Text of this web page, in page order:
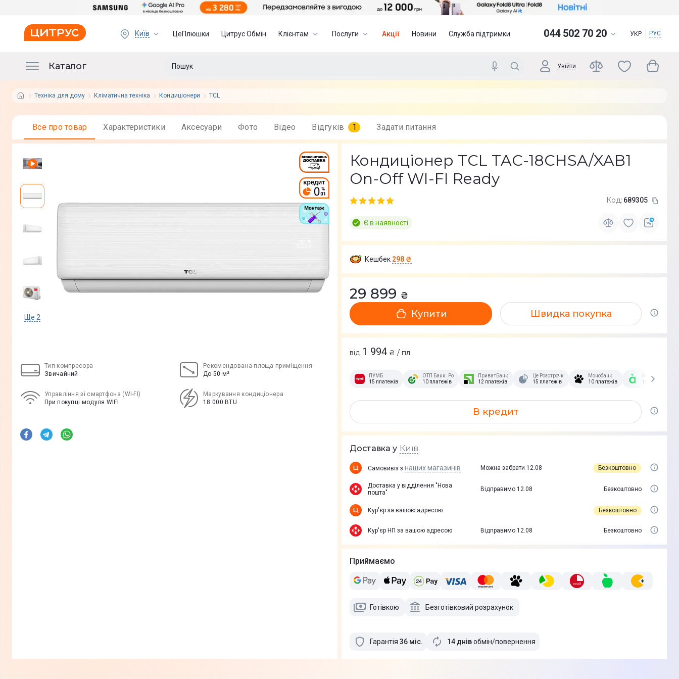
Київ ЦеПлюшки Цитрус Обмін Клієнтам Послуги Акції Новини Служба підтримки 044 502 70 20 УКР РУС
Каталог Увійти
Техніка для дому Кліматична техніка Кондиціонери TCL
Все про товар Характеристики Аксесуари Фото Вiдео Відгуків 1 Задати питання
Ще 2
Тип компресора
Звичайний
Рекомендована площа приміщення
До 50 м²
Управління зі смартфона (WI-FI)
При покупці модуля WIFI
Маркування кондиціонера
18 000 BTU
Кондиціонер TCL TAC-18CHSA/XAB1
On-Off WI-FI Ready
Код: 689305
Є в наявності
Кешбек 298 ₴
29 899 ₴
Купити Швидка покупка
від 1 994 ₴ / пл.
ПУМБ
15 платежів
ОТП Банк. Розстрочка Скибочка.
10 платежів
ПриватБанк
12 платежів
Це Розстрочка
15 платежів
Монобанк
10 платежів
А-Банк
10 платежів
В кредит
Доставка у Київ
Самовивіз з наших магазинів Можна забрати 12.08 Безкоштовно
Доставка у вiддiлення "Нова
пошта"
Відправимо 12.08 Безкоштовно
Кур'єр за вашою адресою Безкоштовно
Кур'єр НП за вашою адресою Відправимо 12.08 Безкоштовно
Приймаємо
Готівкою Безготівковий розрахунок
Гарантія 36 міс. 14 днівобмін/повернення